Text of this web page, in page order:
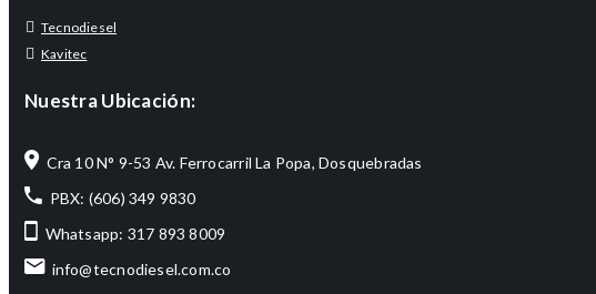
Tecnodiesel
Kavitec
Nuestra Ubicación:
Cra 10 N° 9-53 Av. Ferrocarril La Popa, Dosquebradas
PBX: (606) 349 9830
Whatsapp: 317 893 8009
info@tecnodiesel.com.co